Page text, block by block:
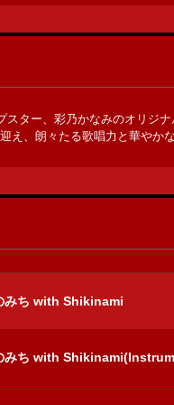
スター、彩乃かなみのオリジ
え、朗々たる歌唱力と華やか
みち with Shikinami
みち with